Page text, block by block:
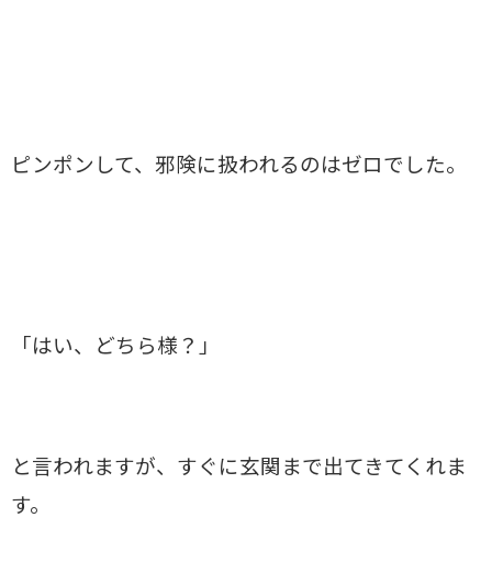
ピンポンして、邪険に扱われるのはゼロでした。
「はい、どちら様？」
と言われますが、すぐに玄関まで出てきてくれま
す。